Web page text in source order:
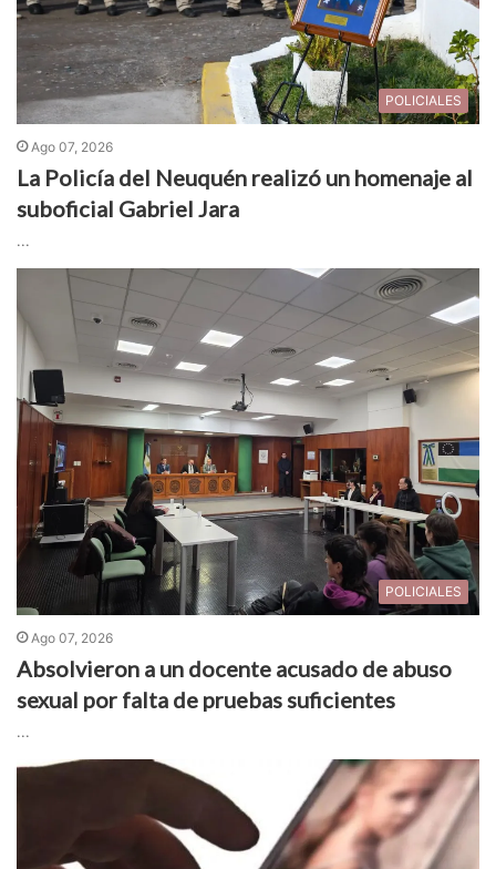
POLICIALES
Ago 07, 2026
La Policía del Neuquén realizó un homenaje al
suboficial Gabriel Jara
...
POLICIALES
Ago 07, 2026
Absolvieron a un docente acusado de abuso
sexual por falta de pruebas suficientes
...